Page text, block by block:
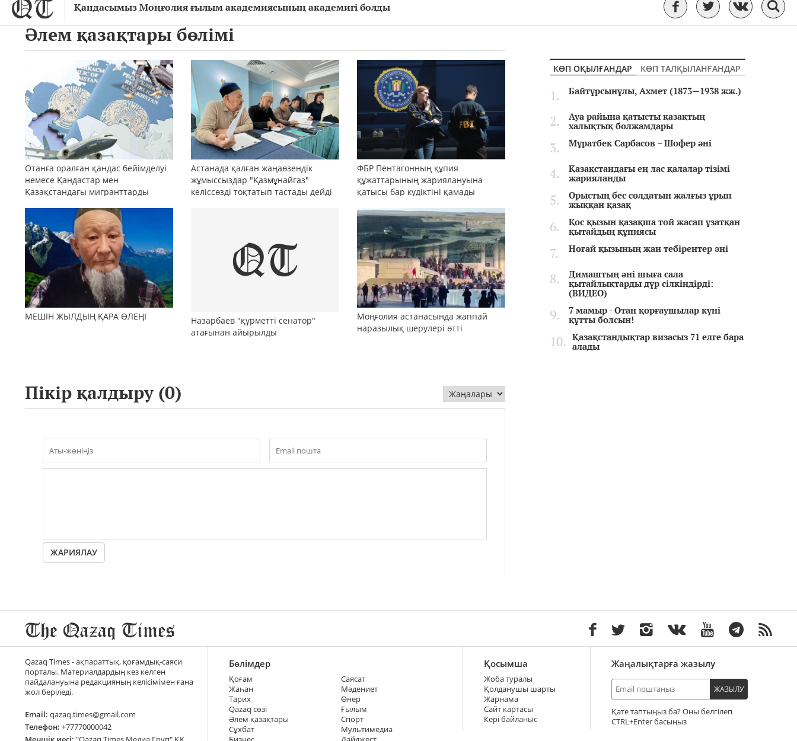
Қандасымыз Моңғолия ғылым академиясының академигі болды
Әлем қазақтары бөлімі
Отанға оралған қандас бейімделуі
немесе Қандастар мен
Қазақстандағы мигранттарды
әлеуметтік бейімдеудің медиа-
стратегиясы
Астанада қалған жаңаөзендік
жұмыссыздар "Қазмұнайгаз"
келіссөзді тоқтатып тастады дейді
ФБР Пентагонның құпия
құжаттарының жариялануына
қатысы бар күдіктіні қамады
МЕШІН ЖЫЛДЫҢ ҚАРА ӨЛЕҢІ
Назарбаев "құрметті сенатор"
атағынан айырылды
Моңғолия астанасында жаппай
наразылық шерулері өтті
Пікір қалдыру (0)
ЖАРИЯЛАУ
КӨП ОҚЫЛҒАНДАР
КӨП ТАЛҚЫЛАНҒАНДАР
Байтұрсынұлы, Ахмет (1873—1938 жж.)
Ауа райына қатысты қазақтың
халықтық болжамдары
Мұратбек Сарбасов – Шофер әні
Қазақстандағы ең лас қалалар тізімі
жарияланды
Орыстың бес солдатын жалғыз ұрып
жыққан қазақ
Қос қызын қазақша той жасап ұзатқан
қытайдың құпиясы
Ноғай қызының жан тебірентер әні
Димаштың әні шыға сала
қытайлықтарды дүр сілкіндірді:
(ВИДЕО)
7 мамыр - Отан қорғаушылар күні
құтты болсын!
Қазақстандықтар визасыз 71 елге бара
алады
Qazaq Times - ақпараттық, қоғамдық-саяси
порталы. Материалдардың кез келген
пайдалануына редакцияның келісімімен ғана
жол беріледі.
Email: qazaq.times@gmail.com
Телефон: +77770000042
Бөлімдер
Қоғам
Жаһан
Тарих
Qazaq сөзі
Әлем қазақтары
Сұхбат
Саясат
Мәдениет
Өнер
Ғылым
Спорт
Мультимедиа
Қосымша
Жоба туралы
Қолданушы шарты
Жарнама
Сайт картасы
Кері байланыс
Жаңалықтарға жазылу
ЖАЗЫЛУ
Қате таптыңыз ба? Оны белгілеп
+Enter басыңыз